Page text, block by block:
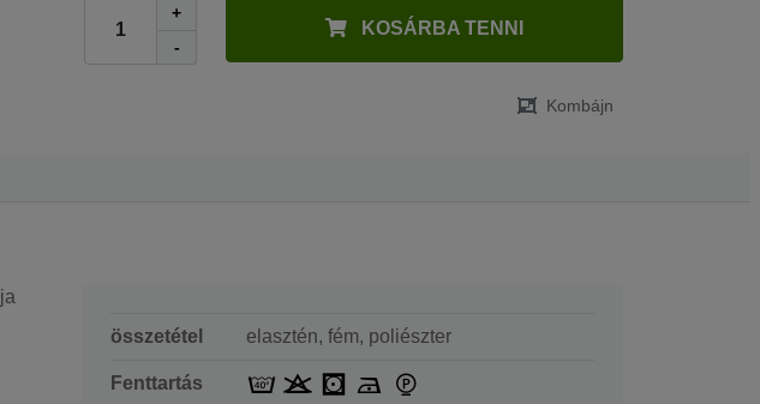
+
-
KOSÁRBA TENNI
Kombájn
összetétel elasztén, fém, poliészter
Fenttartás